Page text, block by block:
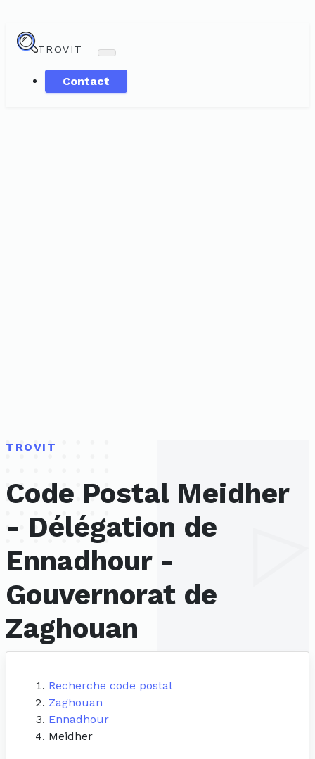
TROVIT
Contact
TROVIT
Code Postal Meidher
- Délégation de
Ennadhour -
Gouvernorat de
Zaghouan
Recherche code postal
Zaghouan
Ennadhour
Meidher